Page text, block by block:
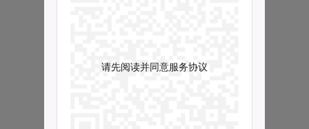
请先阅读并同意服务协议